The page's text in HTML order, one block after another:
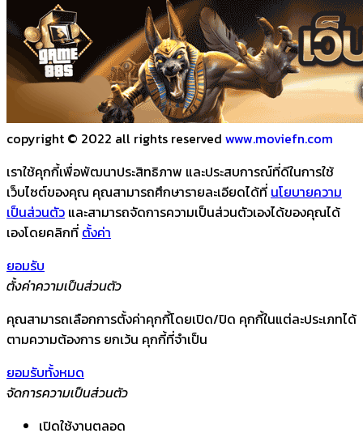
copyright © 2022 all rights reserved www.moviefn.com
เราใช้คุกกี้เพื่อพัฒนาประสิทธิภาพ และประสบการณ์ที่ดีในการใช้
เว็บไซต์ของคุณ คุณสามารถศึกษารายละเอียดได้ที่ นโยบายความ
เป็นส่วนตัว และสามารถจัดการความเป็นส่วนตัวเองได้ของคุณได้
เองโดยคลิกที่ ตั้งค่า
ยอมรับ
ตั้งค่าความเป็นส่วนตัว
คุณสามารถเลือกการตั้งค่าคุกกี้โดยเปิด/ปิด คุกกี้ในแต่ละประเภทได้
ตามความต้องการ ยกเว้น คุกกี้ที่จำเป็น
ยอมรับทั้งหมด
จัดการความเป็นส่วนตัว
เปิดใช้งานตลอด